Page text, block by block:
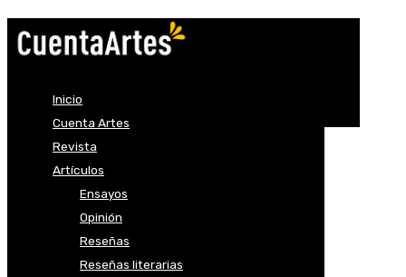
Inicio
Cuenta Artes
Revista
Artículos
Ensayos
Opinión
Reseñas
Reseñas literarias